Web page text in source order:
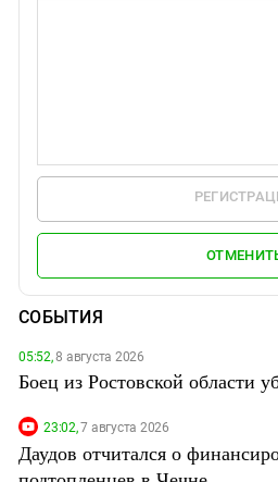
СОБЫТИЯ
05:52,8 августа 2026
Боец из Ростовской области
23:02,7 августа 2026
Даудов отчитался о